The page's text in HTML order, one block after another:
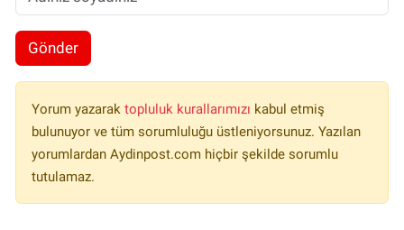
Gönder
Yorum yazarak topluluk kurallarımızı kabul etmiş
bulunuyor ve tüm sorumluluğu üstleniyorsunuz. Yazılan
yorumlardan Aydinpost.com hiçbir şekilde sorumlu
tutulamaz.